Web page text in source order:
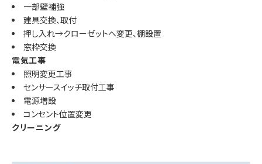
一部壁補強
建具交換、取付
押し入れ→クローゼットへ変更、棚設置
窓枠交換
電気工事
照明変更工事
センサースイッチ取付工事
電源増設
コンセント位置変更
クリーニング